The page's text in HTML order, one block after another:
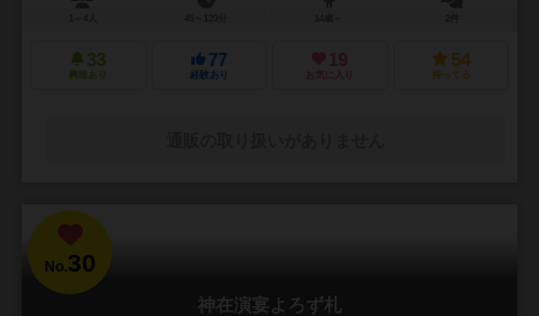
33
興味あり
77
経験あり
19
お気に入り
54
持ってる
No.30
神在演宴よろず札